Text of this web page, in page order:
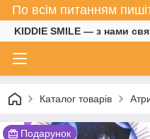
По всім питанням
KIDDIE SMILE — з нами
Каталог товарів
Подарунок